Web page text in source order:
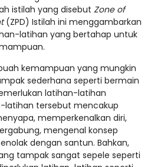
istilah yang disebut Zone of
(ZPD) Istilah ini menggambarkan
latihan yang bertahap untuk
kemampuan yang mungkin
sederhana seperti bermain
latihan-latihan
latihan tersebut mencakup
memperkenalkan diri,
mengenal konsep
dengan santun. Bahkan,
tampak sangat sepele seperti